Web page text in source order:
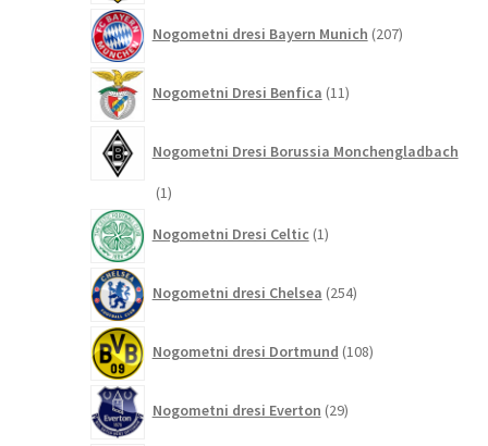
Nogometni dresi Bayern Munich 207izdelkov
Nogometni Dresi Benfica 11izdelkov
Nogometni Dresi Borussia Monchengladbach
11
Nogometni Dresi Celtic 1izdelek
Nogometni dresi Chelsea 254izdelkov
Nogometni dresi Dortmund 108izdelkov
Nogometni dresi Everton 29izdelkov